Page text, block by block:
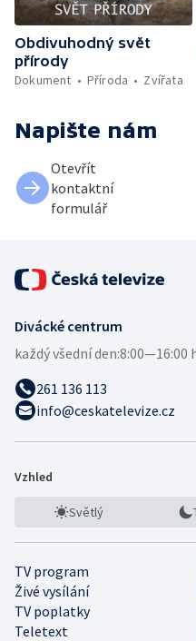
Obdivuhodný svět
přírody
Dokument
Příroda Zvířata
Napište nám
Otevřít
kontaktní
formulář
Divácké centrum
každý všední den:8:00—16:00
261 136 113
info@ceskatelevize.cz
Vzhled
Světlý
TV program
Živé vysílání
TV poplatky
Teletext